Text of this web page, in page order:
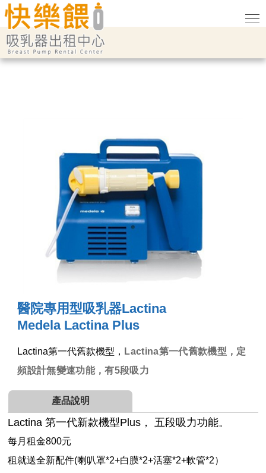
醫院專用型吸乳器Lactina
Medela Lactina Plus
Lactina第一代舊款機型， Lactina第一代舊款機型，定
頻設計無變速功能，有5段吸力
產品說明
Lactina 第一代新款機型Plus， 五段吸力功能。
每月租金800元
租就送全新配件(喇叭罩*2+白膜*2+活塞*2+軟管*2）